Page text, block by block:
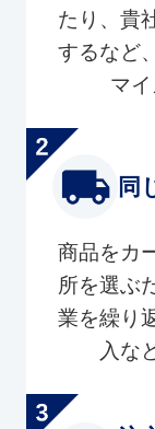
たり、貴
するなど
マ
同
商品をカ
所を選ぶ
業を繰り
入な